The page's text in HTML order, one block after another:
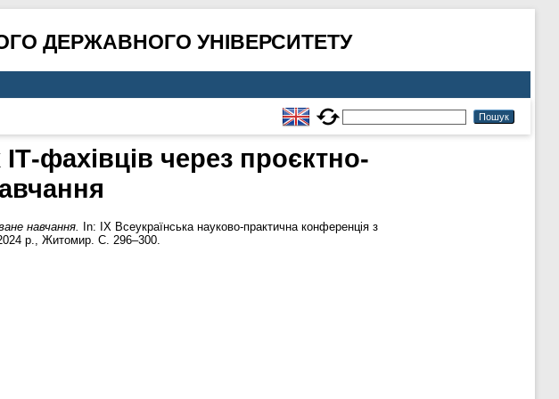
ДЕРЖАВНОГО УНІВЕРСИТЕТУ
фахівців через проєктно-
навчання.
In: ІХ Всеукраїнська науково-практична конференція з
2024 р., Житомир. С. 296–300.